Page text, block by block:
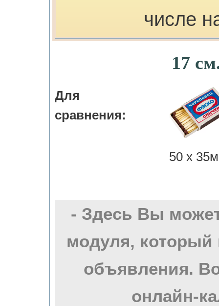
числе
Для
сравнения:
17
50 х
- Здесь Вы
модуля, который
объявления.
онлайн-